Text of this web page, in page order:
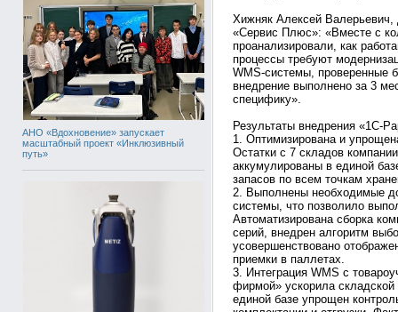
АНО «Вдохновение» запускает
масштабный проект «Инклюзивный
путь»
Хижняк Алексей
«Сервис Плюс»: «Вместе с
проанализировали, как
процессы требуют
WMS-системы, проверенные
внедрение выполнено за 3
специфику».
Результаты внедрения «1С-
1. Оптимизирована и
Остатки с 7 складов
аккумулированы в единой
запасов по всем точкам
2. Выполнены необходимые
системы, что позволило
Автоматизирована сборка
серий, внедрен алгоритм
усовершенствовано
приемки в паллетах.
3. Интеграция WMS с
фирмой» ускорила
единой базе упрощен